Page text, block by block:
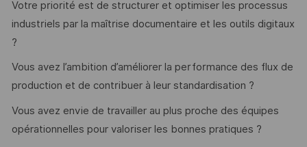
Votre priorité est de structurer et optimiser les processus
industriels par la maîtrise documentaire et les outils digitaux
?
Vous avez l’ambition d’améliorer la performance des flux de
production et de contribuer à leur standardisation ?
Vous avez envie de travailler au plus proche des équipes
opérationnelles pour valoriser les bonnes pratiques ?